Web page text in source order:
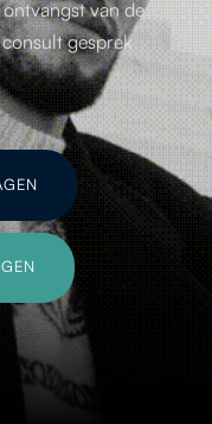
van de
gesprek